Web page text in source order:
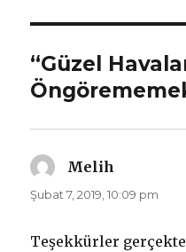
“Güzel
Melih
ki:
Şubat 7, 2019, 10:09 pm
Teşekkürler